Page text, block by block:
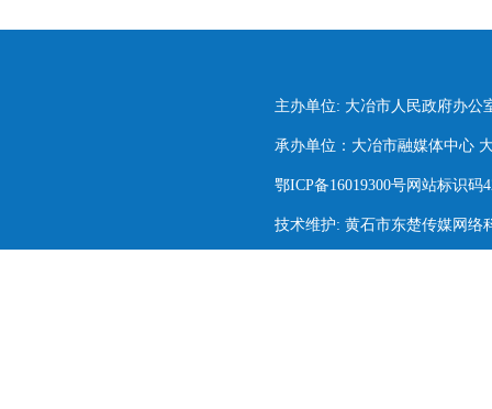
主办单位: 大冶市人民政府办公
承办单位：大冶市融媒体中心
鄂ICP备16019300号网站标识码
技术维护: 黄石市东楚传媒网络